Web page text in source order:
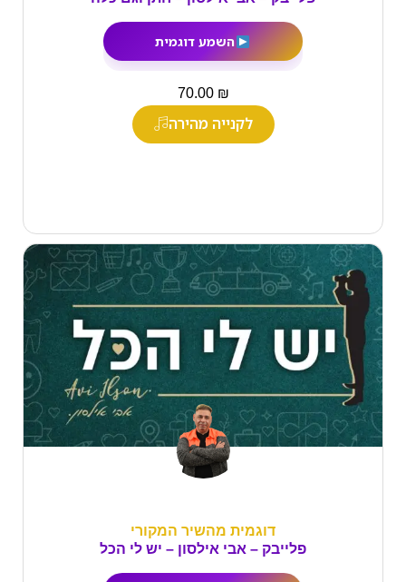
השמע דוגמית
70.00 ₪
לקנייה מהירה
דוגמית מהשיר המקורי
פלייבק – אבי אילסון – יש לי הכל